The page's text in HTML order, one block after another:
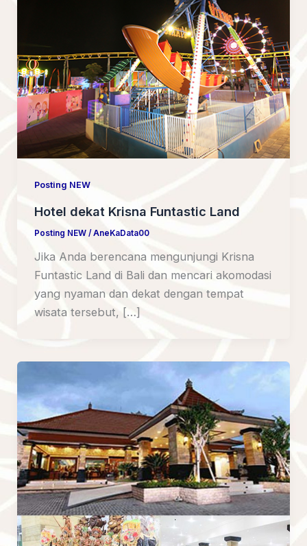
Posting NEW
Hotel dekat Krisna Funtastic Land
Posting NEW/ AneKaData00
Jika Anda berencana mengunjungi Krisna
Funtastic Land di Bali dan mencari akomodasi
yang nyaman dan dekat dengan tempat
wisata tersebut, […]